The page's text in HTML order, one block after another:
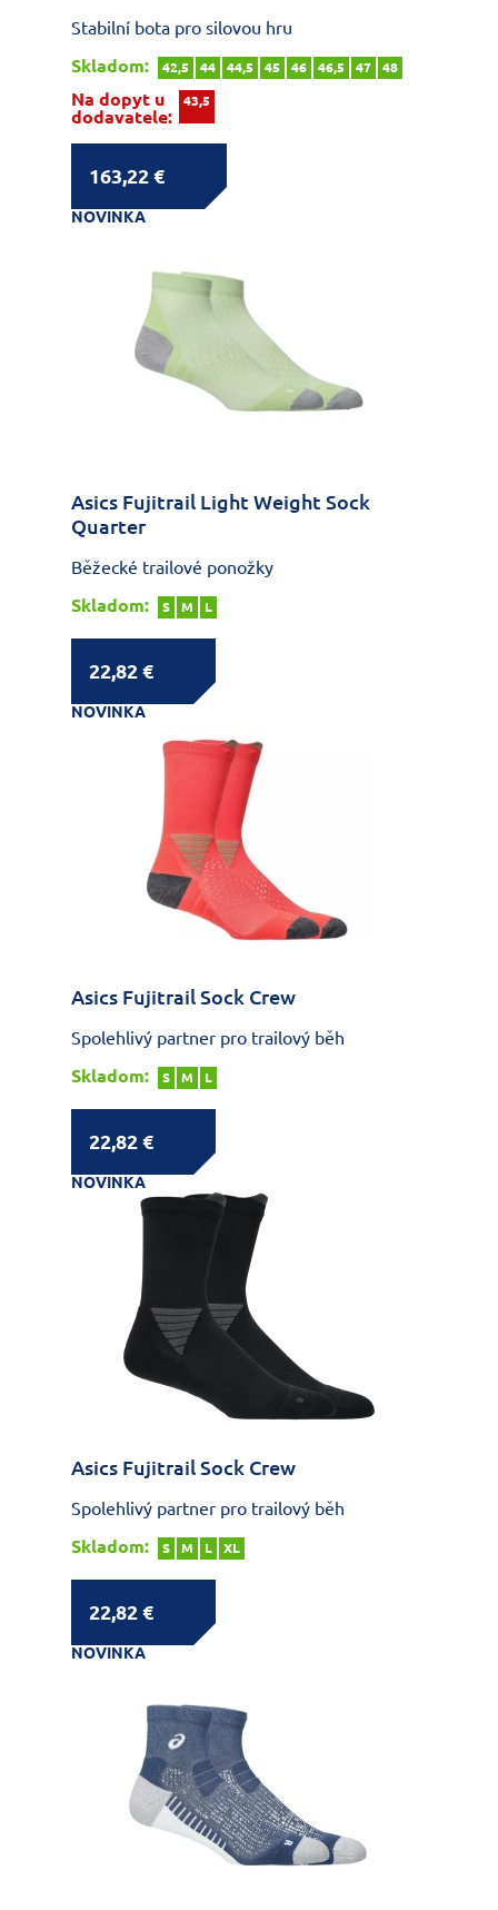
Stabilní bota pro silovou hru
Skladom:
42,5 44 44,5 45 46 46,5 47 48
Na dopyt u
dodavatele:
43,5
163,22 €
NOVINKA
Asics Fujitrail Light Weight Sock
Quarter
Běžecké trailové ponožky
Skladom:
S M L
22,82 €
NOVINKA
Asics Fujitrail Sock Crew
Spolehlivý partner pro trailový běh
Skladom:
S M L
22,82 €
NOVINKA
Asics Fujitrail Sock Crew
Spolehlivý partner pro trailový běh
Skladom:
S M L XL
22,82 €
NOVINKA